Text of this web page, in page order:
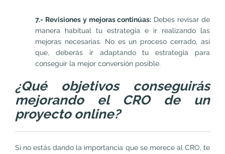
7.- Revisiones y mejoras continúas: Debes revisar de
manera habitual tu estrategia e ir realizando las
mejoras necesarias. No es un proceso cerrado, así
que, deberás ir adaptando tu estrategia para
conseguir la mejor conversión posible.
¿Qué objetivos conseguirás
mejorando el CRO de un
proyecto online?
Si no estás dando la importancia que se merece al CRO, te